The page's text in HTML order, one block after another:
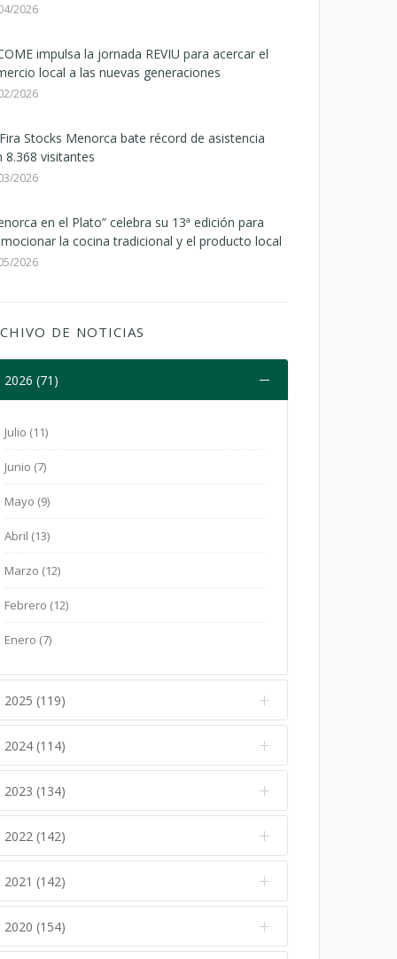
2026
impulsa la jornada REVIU para acercar el
local a las nuevas generaciones
2026
Stocks Menorca bate récord de asistencia
8.368 visitantes
2026
en el Plato” celebra su 13ª edición para
la cocina tradicional y el producto local
2026
DE NOTICIAS
2026 (71)
Julio (11)
Junio (7)
Mayo (9)
Abril (13)
Marzo (12)
Febrero (12)
Enero (7)
2025 (119)
Diciembre (12)
Noviembre (17)
Octubre (15)
Septiembre (5)
Agosto (5)
Julio (10)
2024 (114)
Diciembre (10)
Noviembre (14)
Octubre (16)
Septiembre (7)
Agosto (7)
2023 (134)
Diciembre (11)
Noviembre (12)
Octubre (17)
Septiembre (10)
2022 (142)
Diciembre (15)
Noviembre (15)
2021 (142)
Diciembre (6)
2020 (154)